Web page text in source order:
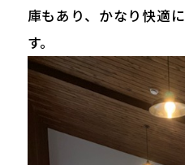
庫もあり、かなり快適
す。